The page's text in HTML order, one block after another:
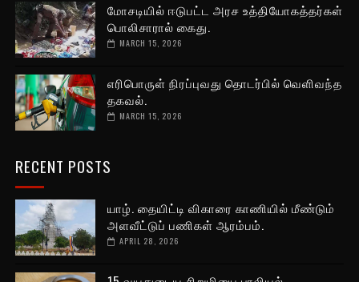
மோசடியில் ஈடுபட்ட அரச உத்தியோகத்தர்கள்
பொலிசாரால் கைது.
MARCH 15, 2026
எரிபொருள் நிரப்புவது தொடர்பில் வெளிவந்த
தகவல்.
MARCH 15, 2026
RECENT POSTS
யாழ். தையிட்டி விகாரை காணியில் மீண்டும்
அளவீட்டுப் பணிகள் ஆரம்பம்.
APRIL 28, 2026